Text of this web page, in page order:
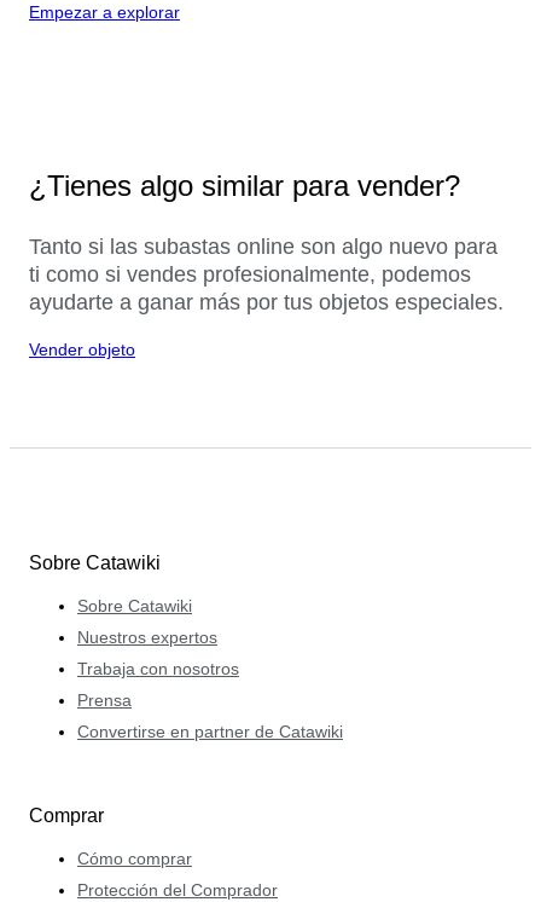
Empezar a explorar
¿Tienes algo similar para vender?
Tanto si las subastas online son algo nuevo para
ti como si vendes profesionalmente, podemos
ayudarte a ganar más por tus objetos especiales.
Vender objeto
Sobre Catawiki
Sobre Catawiki
Nuestros expertos
Trabaja con nosotros
Prensa
Convertirse en partner de Catawiki
Comprar
Cómo comprar
Protección del Comprador